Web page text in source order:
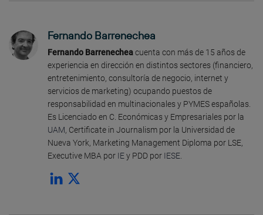
Fernando Barrenechea
Fernando Barrenecheacuenta con más de 15 años de
experiencia en dirección en distintos sectores (financiero,
entretenimiento, consultoría de negocio, internet y
servicios de marketing) ocupando puestos de
responsabilidad en multinacionales y PYMES españolas.
Es Licenciado en C. Económicas y Empresariales por la
UAM, Certificate in Journalism por la Universidad de
Nueva York, Marketing Management Diploma por LSE,
Executive MBA por IEy PDD por IESE